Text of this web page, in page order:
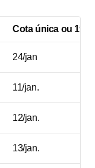
Cota única ou 1ª
24/jan
11/jan.
12/jan.
13/jan.